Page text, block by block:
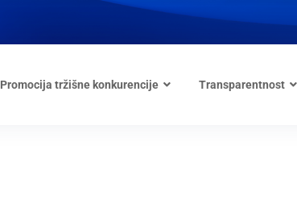
Promocija tržišne konkurencije Transparentnost